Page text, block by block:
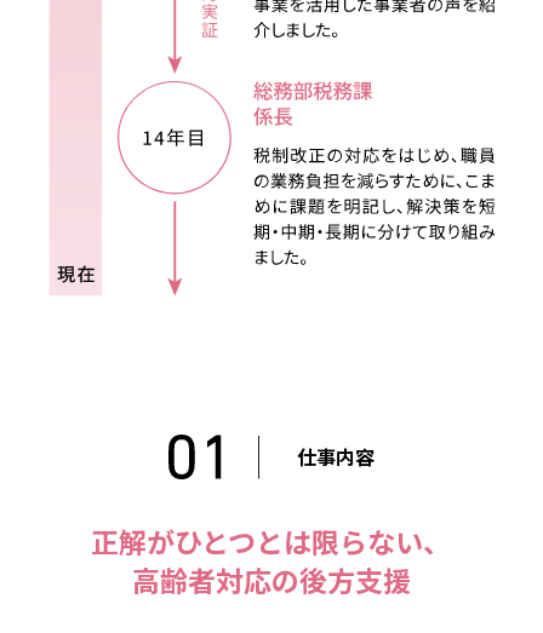
仕事内容
正解がひとつとは限らない、
高齢者対応の後方支援